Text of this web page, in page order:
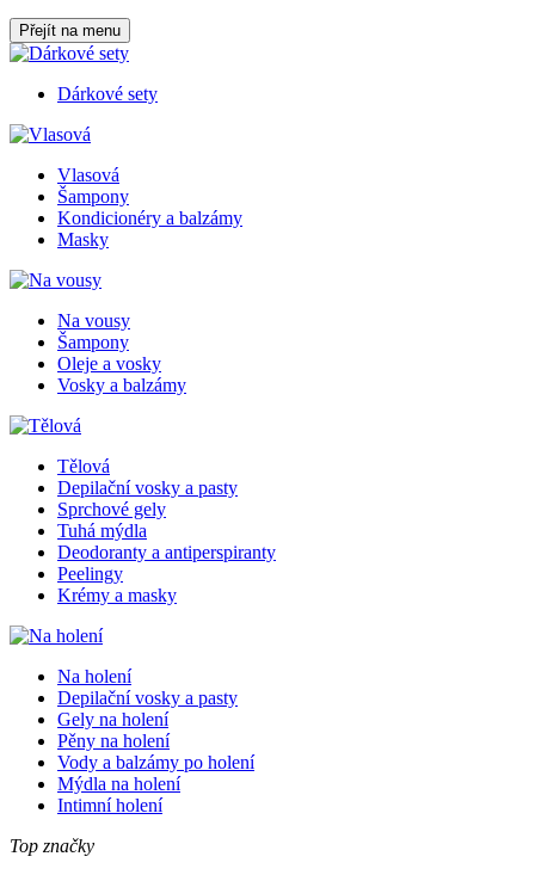
Přejít na menu
Dárkové sety
Vlasová
Šampony
Kondicionéry a balzámy
Masky
Na vousy
Šampony
Oleje a vosky
Vosky a balzámy
Tělová
Depilační vosky a pasty
Sprchové gely
Tuhá mýdla
Deodoranty a antiperspiranty
Peelingy
Krémy a masky
Na holení
Depilační vosky a pasty
Gely na holení
Pěny na holení
Vody a balzámy po holení
Mýdla na holení
Intimní holení
Top značky